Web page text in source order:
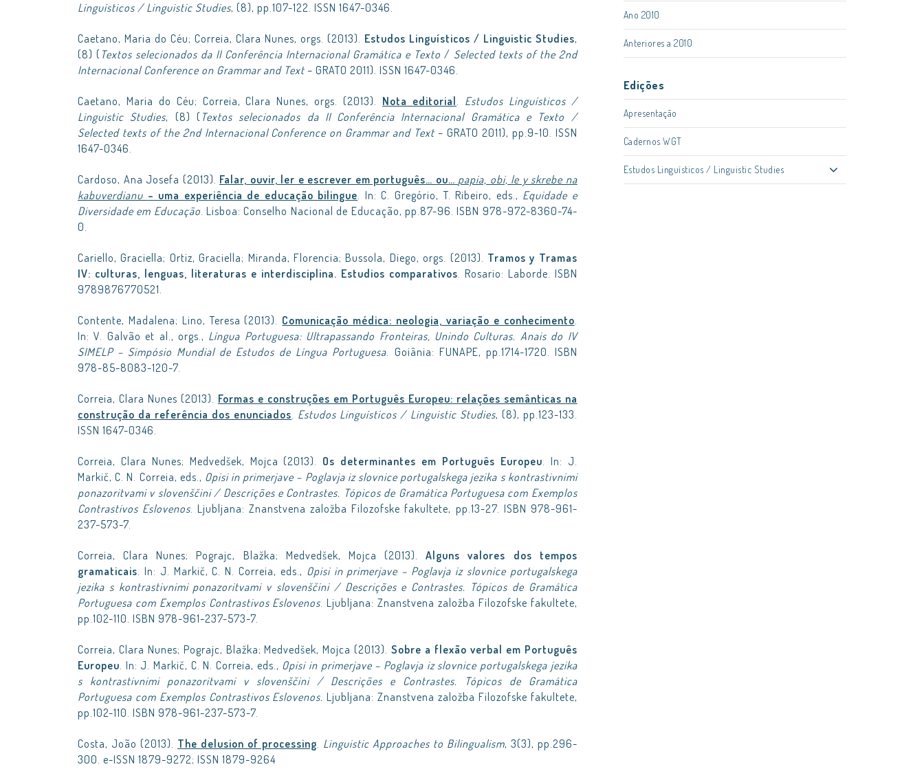
Linguísticos / Linguistic Studies, (8), pp.107-122. ISSN 1647-0346.
Caetano, Maria do Céu; Correia, Clara Nunes, orgs. (2013). Estudos Linguísticos / Linguistic Studies,
(8) ( Textos selecionados da II Conferência Internacional Gramática e Texto / Selected texts of the 2nd
Internacional Conference on Grammar and Text – GRATO 2011). ISSN 1647-0346.
Caetano, Maria do Céu; Correia, Clara Nunes, orgs. (2013). Nota editorial. Estudos Linguísticos /
Linguistic Studies, (8) ( Textos selecionados da II Conferência Internacional Gramática e Texto /
Selected texts of the 2nd Internacional Conference on Grammar and Text– GRATO 2011), pp.9-10. ISSN
1647-0346.
Cardoso, Ana Josefa (2013). Falar, ouvir, ler e escrever em português… ou… papia, obi, le y skrebe na
kabuverdianu – uma experiência de educação bilingue. In: C. Gregório, T. Ribeiro, eds., Equidade e
Diversidade em Educação. Lisboa: Conselho Nacional de Educação, pp.87-96. ISBN 978-972-8360-74-
0.
Cariello, Graciella; Ortiz, Graciella; Miranda, Florencia; Bussola, Diego, orgs. (2013). Tramos y Tramas
IV: culturas, lenguas, literaturas e interdisciplina. Estudios comparativos. Rosario: Laborde. ISBN
9789876770521.
Contente, Madalena; Lino, Teresa (2013). Comunicação médica: neologia, variação e conhecimento.
In: V. Galvão et al., orgs., Língua Portuguesa: Ultrapassando Fronteiras, Unindo Culturas. Anais do IV
SIMELP – Simpósio Mundial de Estudos de Língua Portuguesa. Goiânia: FUNAPE, pp.1714-1720. ISBN
978-85-8083-120-7.
Correia, Clara Nunes (2013). Formas e construções em Português Europeu: relações semânticas na
construção da referência dos enunciados. Estudos Linguísticos / Linguistic Studies, (8), pp.123-133.
ISSN 1647-0346.
Correia, Clara Nunes; Medvedšek, Mojca (2013). Os determinantes em Português Europeu. In: J.
Markič, C. N. Correia, eds., Opisi in primerjave – Poglavja iz slovnice portugalskega jezika s kontrastivnimi
ponazoritvami v slovenščini / Descrições e Contrastes. Tópicos de Gramática Portuguesa com Exemplos
Contrastivos Eslovenos. Ljubljana: Znanstvena založba Filozofske fakultete, pp.13-27. ISBN 978-961-
237-573-7.
Correia, Clara Nunes; Pograjc, Blažka; Medvedšek, Mojca (2013).Alguns valores dos tempos
gramaticais. In: J. Markič, C. N. Correia, eds., Opisi in primerjave – Poglavja iz slovnice portugalskega
jezika s kontrastivnimi ponazoritvami v slovenščini / Descrições e Contrastes. Tópicos de Gramática
Portuguesa com Exemplos Contrastivos Eslovenos. Ljubljana: Znanstvena založba Filozofske fakultete,
pp.102-110. ISBN 978-961-237-573-7.
Correia, Clara Nunes; Pograjc, Blažka; Medvedšek, Mojca (2013).Sobre a flexão verbal em Português
Europeu. In: J. Markič, C. N. Correia, eds., Opisi in primerjave – Poglavja iz slovnice portugalskega jezika
s kontrastivnimi ponazoritvami v slovenščini / Descrições e Contrastes. Tópicos de Gramática
Portuguesa com Exemplos Contrastivos Eslovenos.Ljubljana: Znanstvena založba Filozofske fakultete,
pp.102-110. ISBN 978-961-237-573-7.
Costa, João (2013). The delusion of processing. Linguistic Approaches to Bilingualism, 3(3), pp.296-
300. e-ISSN 1879-9272; ISSN 1879-9264
Ano 2010
Anteriores a 2010
Edições
Apresentação
Cadernos WGT
Estudos Linguísticos / Linguistic Studies